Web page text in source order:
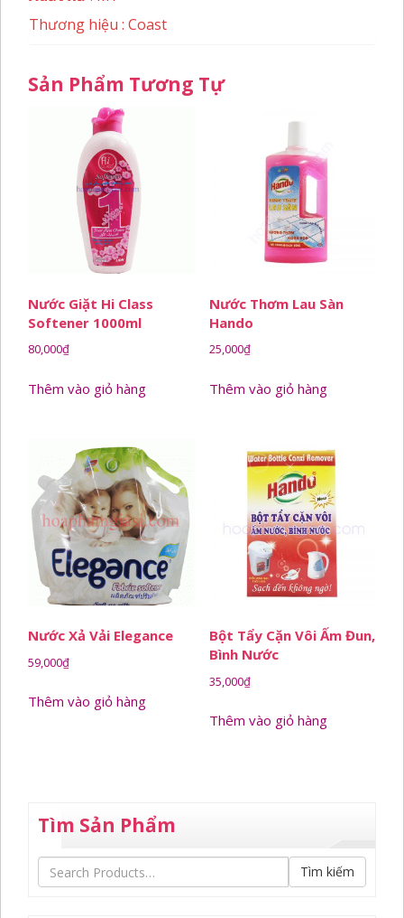
Thương hiệu : Coast
Sản Phẩm Tương Tự
Nước Giặt Hi Class
Softener 1000ml
80,000₫
Thêm vào giỏ hàng
Nước Thơm Lau Sàn
Hando
25,000₫
Thêm vào giỏ hàng
Nước Xả Vải Elegance
59,000₫
Thêm vào giỏ hàng
Bột Tẩy Cặn Vôi Ấm Đun,
Bình Nước
35,000₫
Thêm vào giỏ hàng
Tìm Sản Phẩm
Tìm kiếm